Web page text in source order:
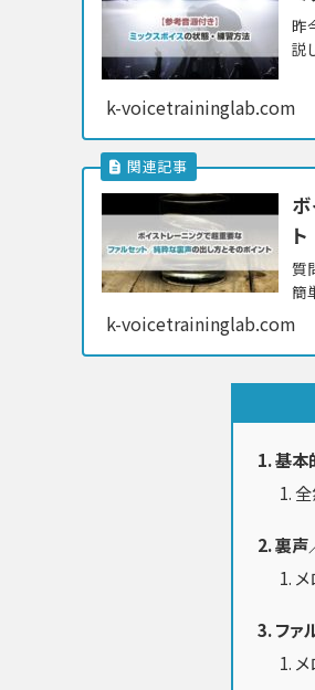
昨
説
k-voicetraininglab.com
ト
質
簡
k-voicetraininglab.com
基本
裏声
ファ